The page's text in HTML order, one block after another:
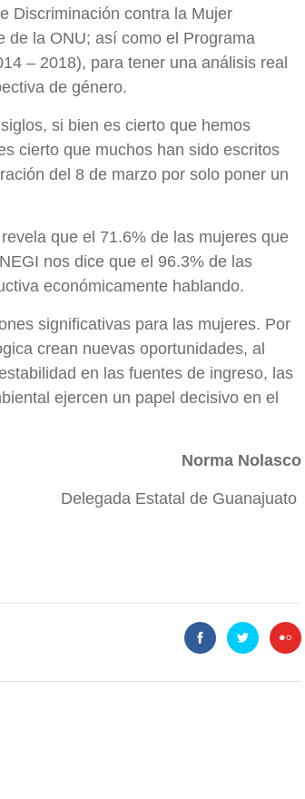
Discriminación contra la Mujer
de la ONU; así como el Programa
– 2018), para tener una análisis real
de género.
si bien es cierto que hemos
cierto que muchos han sido escritos
del 8 de marzo por solo poner un
que el 71.6% de las mujeres que
nos dice que el 96.3% de las
económicamente hablando.
significativas para las mujeres. Por
crean nuevas oportunidades, al
en las fuentes de ingreso, las
ejercen un papel decisivo en el
Norma Nolasco
Delegada Estatal de Guanajuato